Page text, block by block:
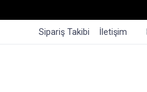
Sipariş Takibi İletişim